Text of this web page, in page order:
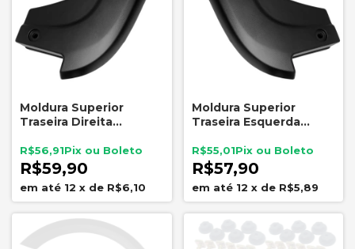
Moldura Superior
Traseira Direita
2020 a 2025 Original
R$59,90
R$56,91
12 x de R$6,10
Moldura Superior
Traseira Esquerda
2020 a 2025 Original
R$57,90
R$55,01
12 x de R$5,89